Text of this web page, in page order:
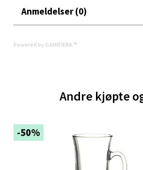
Anmeldelser (0)
Powered by GAMIFIERA.®
Andre kjøpte
-50%
0 i butikk
Brodtkorbsgate 7, 1338 Sandvika
0 i butikk